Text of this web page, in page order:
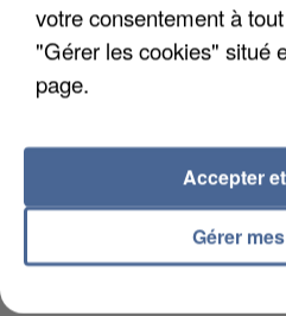
L’UN DES FONDATEURS
MAFIA INTERPELLÉ EN
votre consentement à
"Gérer les cookies" situé
page.
Gérer
Accepter